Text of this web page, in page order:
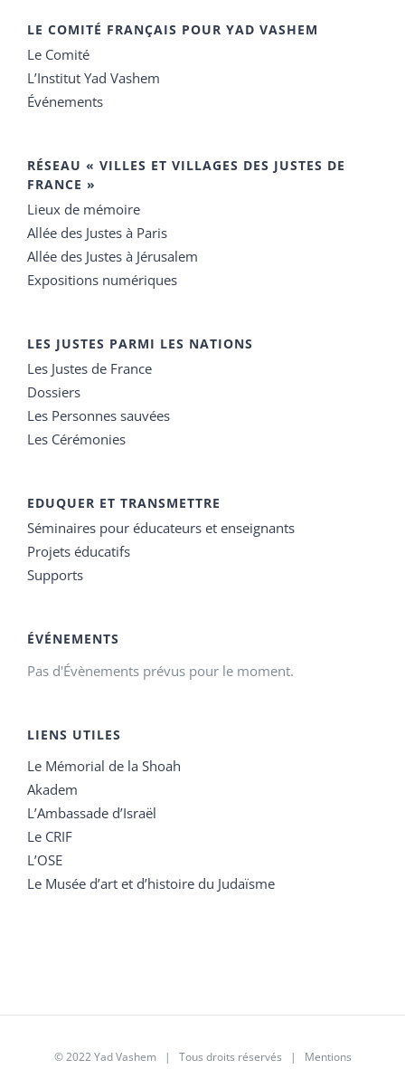
LE COMITÉ FRANÇAIS POUR YAD VASHEM
Le Comité
L’Institut Yad Vashem
Événements
RÉSEAU « VILLES ET VILLAGES DES JUSTES DE
FRANCE »
Lieux de mémoire
Allée des Justes à Paris
Allée des Justes à Jérusalem
Expositions numériques
LES JUSTES PARMI LES NATIONS
Les Justes de France
Dossiers
Les Personnes sauvées
Les Cérémonies
EDUQUER ET TRANSMETTRE
Séminaires pour éducateurs et enseignants
Projets éducatifs
Supports
ÉVÉNEMENTS
Pas d'Évènements prévus pour le moment.
LIENS UTILES
Le Mémorial de la Shoah
Akadem
L’Ambassade d’Israël
Le CRIF
L’OSE
Le Musée d’art et d’histoire du Judaïsme
© 2022 Yad Vashem | Tous droits réservés | Mentions